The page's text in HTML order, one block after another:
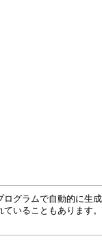
ログラムで自動的に生
ていることもあります